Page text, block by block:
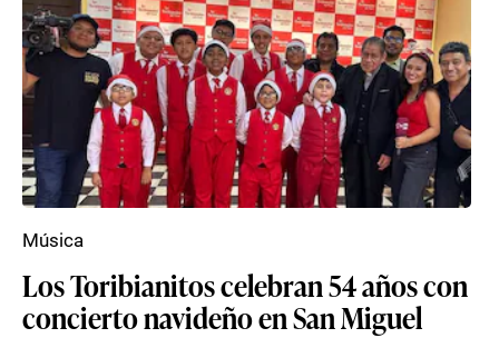
Los Toribianitos celebran 54 años con
concierto navideño en San Miguel
Música